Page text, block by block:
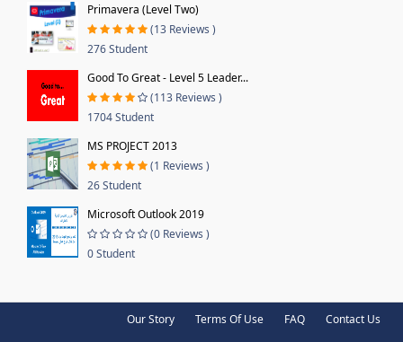
Primavera (Level Two)
(13 Reviews )
276 Student
Good To Great - Level 5 Leader...
(113 Reviews )
1704 Student
MS PROJECT 2013
(1 Reviews )
26 Student
Microsoft Outlook 2019
(0 Reviews )
0 Student
Our Story Terms Of Use FAQ Contact Us